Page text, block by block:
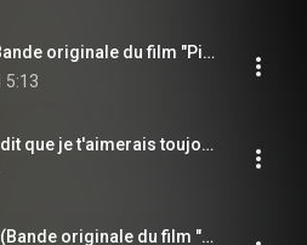
Soirée perdue (Bande originale du film "Pierrot le fou")
5:13
Jamais je ne t'ai dit que je t'aimerais toujours (Bande originale du film "Pierrot le fou")
Sans lendemain (Bande originale du film "Pierrot le fou")